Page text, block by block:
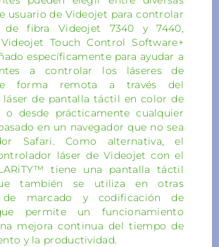
usuario de Videojet para controlar
de fibra Videojet 7340 y 7440,
Touch Control Software+
específicamente para ayudar a
a controlar los láseres de
forma remota a través del
de pantalla táctil en color de
o desde prácticamente cualquier
en un navegador que no sea
Safari. Como alternativa, el
láser de Videojet con el
tiene una pantalla táctil
también se utiliza en otras
de marcado y codificación de
permite un funcionamiento
mejora continua del tiempo de
y la productividad.